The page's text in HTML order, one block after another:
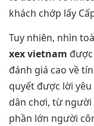
khách chớp lấy
Tuy nhiên, nhìn
xex vietnam
đánh giá cao về
quyết được lời
dân chơi, từ
phần lớn người